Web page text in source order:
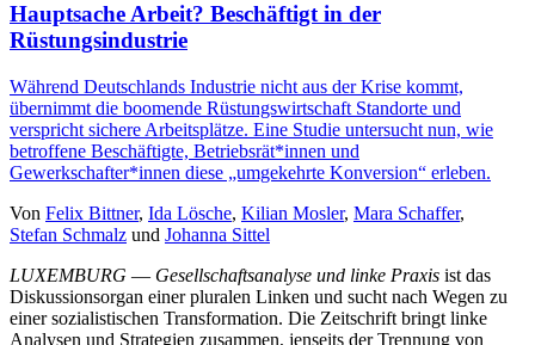
Hauptsache Arbeit? Beschäftigt in der
Rüstungsindustrie
Während Deutschlands Industrie nicht aus der Krise kommt,
übernimmt die boomende Rüstungswirtschaft Standorte und
verspricht sichere Arbeitsplätze. Eine Studie untersucht nun, wie
betroffene Beschäftigte, Betriebsrät*innen und
Gewerkschafter*innen diese „umgekehrte Konversion“ erleben.
Von Felix Bittner, Ida Lösche, Kilian Mosler, Mara Schaffer,
Stefan Schmalz und Johanna Sittel
LUXEMBURG — Gesellschaftsanalyse und linke Praxis ist das
Diskussionsorgan einer pluralen Linken und sucht nach Wegen zu
einer sozialistischen Transformation. Die Zeitschrift bringt linke
Analysen und Strategien zusammen, jenseits der Trennung von